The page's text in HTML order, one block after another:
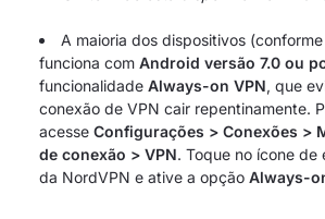
A maioria dos dispositivos
funciona com Android versão 7.0 ou
funcionalidade Always-on VPN, que
conexão de VPN cair repentinamente.
acesse Configurações > Conexões >
de conexão > VPN. Toque no ícone
da NordVPN e ative a opção Always-